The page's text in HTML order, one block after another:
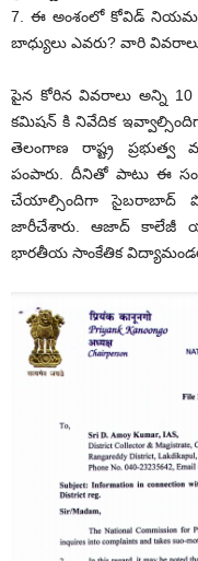
7. ఈ అంశంలో కోవిడ్ నియమ
బాధ్యులు ఎవరు? వారి
పైన కోరిన వివరాలు అన్ని
కమిషన్ కి నివేదిక
తెలంగాణ రాష్ట్ర
పంపారు. దీనితో పాటు ఈ
చేయాల్సిందిగా సైబరాబాద్
జారీచేశారు. ఆజాద్ కాలేజీ
భారతీయ సాంకేతిక